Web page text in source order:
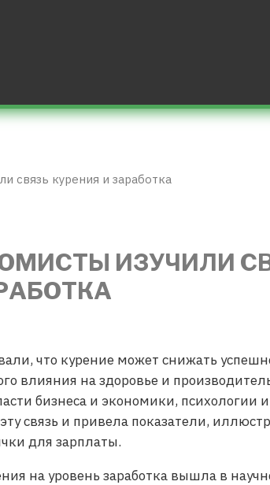
связь курения и заработка
ИЗУЧИЛИ
что курение может снижать
влияния на здоровье и
бизнеса и экономики, психологии
связь и привела показатели,
для зарплаты.
на уровень заработка вышла в